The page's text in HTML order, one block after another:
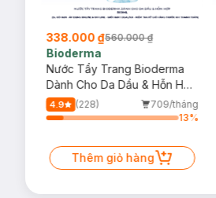
338.000 ₫560.000 ₫
Bioderma
Nước Tẩy Trang Bioderma
Dành Cho Da Dầu & Hỗn Hợp
500ml
4.9 (228)
709/tháng
13%
Thêm giỏ hàng